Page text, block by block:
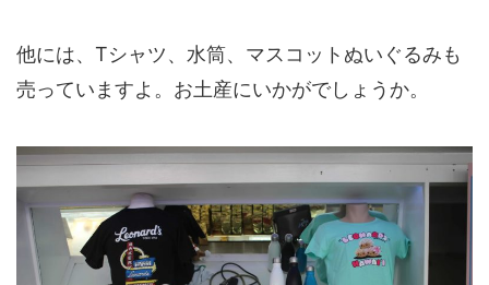
他には、Tシャツ、水筒、マスコットぬいぐるみも
売っていますよ。お土産にいかがでしょうか。